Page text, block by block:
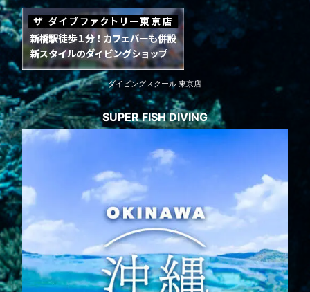
ダイビングスクール 東京店
SUPER FISH DIVING